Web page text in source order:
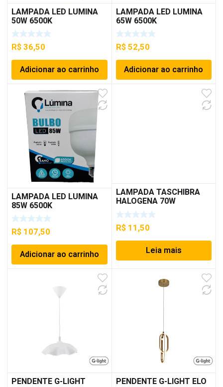
LAMPADA LED LUMINA
50W 6500K
R$36,50
Adicionar ao carrinho
LAMPADA LED LUMINA
65W 6500K
R$52,50
Adicionar ao carrinho
LAMPADA LED LUMINA
85W 6500K
R$ 107,50
Adicionar ao carrinho
LAMPADA TASCHIBRA
HALOGENA 70W
R$11,50
Leia mais
PENDENTE G-LIGHT PENDENTE G-LIGHT ELO